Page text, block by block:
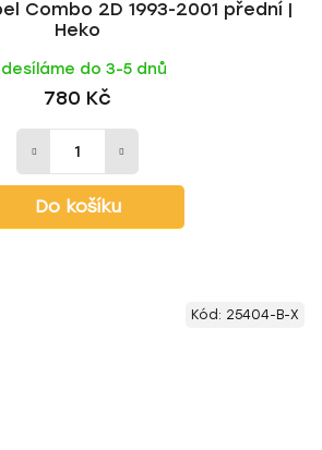
Combo 2D 1993-2001 přední |
Heko
do 3-5 dnů
780 Kč
Do košíku
Kód: 25404-B-X